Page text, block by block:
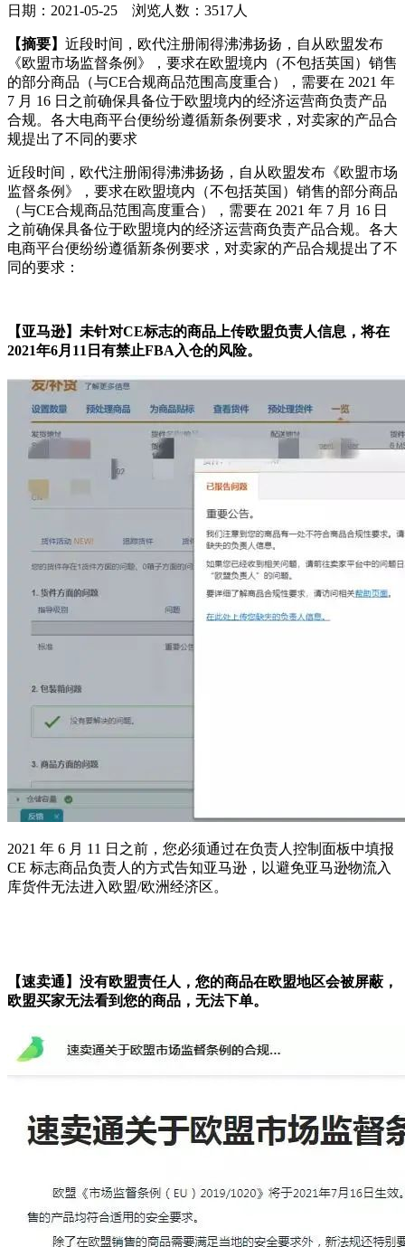
日期：2021-05-25 浏览人数：3517人
【摘要】 近段时间，欧代注册闹得沸沸扬扬，自从欧盟发布
《欧盟市场监督条例》，要求在欧盟境内（不包括英国）销售
的部分商品（与CE合规商品范围高度重合），需要在 2021 年
7 月 16 日之前确保具备位于欧盟境内的经济运营商负责产品
合规。各大电商平台便纷纷遵循新条例要求，对卖家的产品合
规提出了不同的要求
近段时间，欧代注册闹得沸沸扬扬，自从欧盟发布《欧盟市场
监督条例》，要求在欧盟境内（不包括英国）销售的部分商品
（与CE合规商品范围高度重合），需要在 2021 年 7 月 16 日
之前确保具备位于欧盟境内的经济运营商负责产品合规。各大
电商平台便纷纷遵循新条例要求，对卖家的产品合规提出了不
同的要求：
【亚马逊】未针对CE标志的商品上传欧盟负责人信息，将在
2021年6月11日有禁止FBA入仓的风险。
2021 年 6 月 11 日之前，您必须通过在负责人控制面板中填报
CE 标志商品负责人的方式告知亚马逊，以避免亚马逊物流入
库货件无法进入欧盟/欧洲经济区。
【速卖通】没有欧盟责任人，您的商品在欧盟地区会被屏蔽，
欧盟买家无法看到您的商品，无法下单。